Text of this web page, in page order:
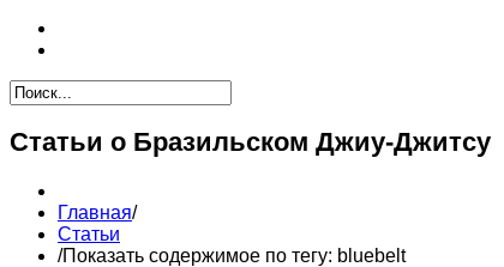
Статьи о Бразильском Джиу-Джитсу
Главная/
Статьи
/Показать содержимое по тегу: bluebelt